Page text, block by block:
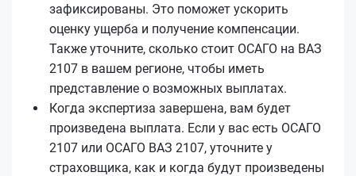
зафиксированы. Это поможет ускорить
оценку ущерба и получение компенсации.
Также уточните, сколько стоит ОСАГО на ВАЗ
2107 в вашем регионе, чтобы иметь
представление о возможных выплатах.
Когда экспертиза завершена, вам будет
произведена выплата. Если у вас есть ОСАГО
2107 или ОСАГО ВАЗ 2107, уточните у
страховщика, как и когда будут произведены